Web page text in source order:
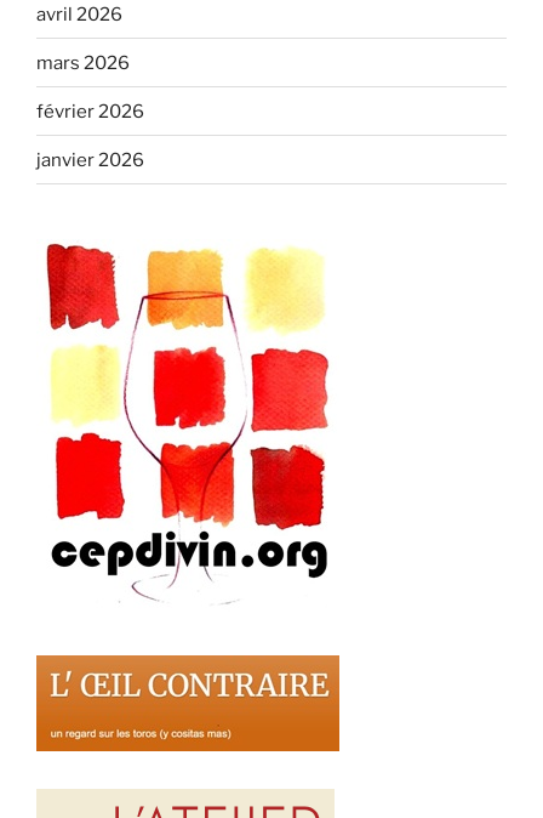
avril 2026
mars 2026
février 2026
janvier 2026